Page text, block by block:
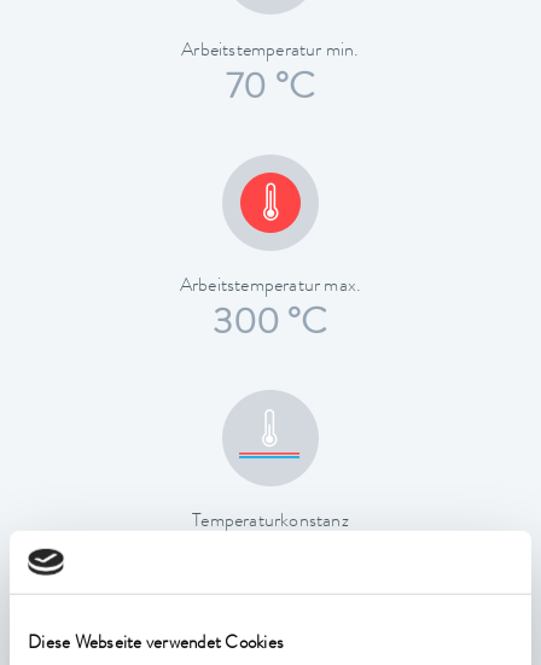
Diese Webseite verwendet Cookies
Arbeitstemperatur min.
70 °C
Arbeitstemperatur max.
300 °C
Temperaturkonstanz